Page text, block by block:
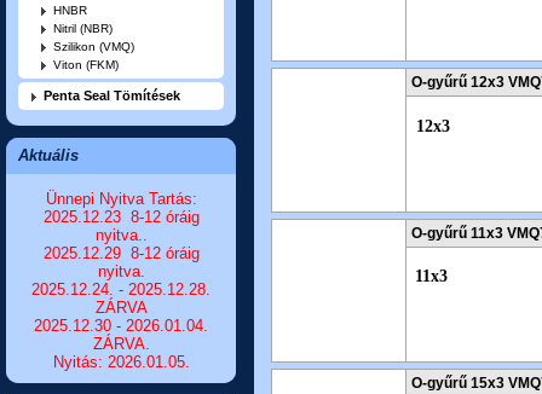
HNBR
Nitril (NBR)
Szilikon (VMQ)
Viton (FKM)
Penta Seal Tömítések
Aktuális
Ünnepi Nyitva Tartás:
2025.12.23 8-12 óráig
nyitva..
2025.12.29 8-12 óráig
nyitva.
2025.12.24. - 2025.12.28.
ZÁRVA
2025.12.30 - 2026.01.04.
ZÁRVA.
Nyitás: 2026.01.05.
O-gyűrű 12x3
12x3
O-gyűrű 11x3
11x3
O-gyűrű 15x3